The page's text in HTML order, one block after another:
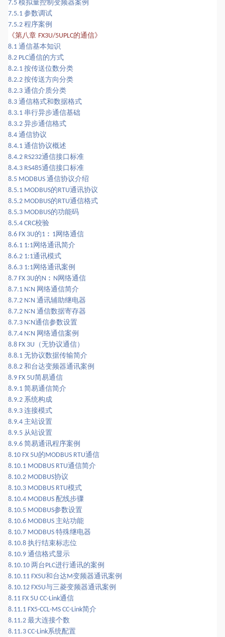
7.5 模拟量控制变频器案例
7.5.1 参数调试
7.5.2 程序案例
《第八章 FX3U/5UPLC的通信》
8.1 通信基本知识
8.2 PLC通信的方式
8.2.1 按传送位数分类
8.2.2 按传送方向分类
8.2.3 通信介质分类
8.3 通信格式和数据格式
8.3.1 串行异步通信基础
8.3.2 异步通信格式
8.4 通信协议
8.4.1 通信协议概述
8.4.2 RS232通信接口标准
8.4.3 RS485通信接口标准
8.5 MODBUS 通信协议介绍
8.5.1 MODBUS的 RTU通讯协议
8.5.2 MODBUS的 RTU通信格式
8.5.3 MODBUS的功能码
8.5.4 CRC校验
8.6 FX 3U的1 ︰ 1网络通信
8.6.1 1:1网络通讯简介
8.6.2 1:1通讯模式
8.6.3 1:1网络通讯案例
8.7 FX 3U的 N ︰ N 网络通信
8.7.1 N ∶ N 网络通信简介
8.7.2 N ∶ N 通讯辅助继电器
8.7.2 N ∶ N 通信数据寄存器
8.7.3 N ∶ N通信参数设置
8.7.4 N ∶ N 网络通信案例
8.8 FX 3U （无协议通信）
8.8.1 无协议数据传输简介
8.8.2 和台达变频器通讯案例
8.9 FX 5U简易通信
8.9.1 简易通信简介
8.9.2 系统构成
8.9.3 连接模式
8.9.4 主站设置
8.9.5 从站设置
8.9.6 简易通讯程序案例
8.10 FX 5U的 MODBUS RTU通信
8.10.1 MODBUS RTU通信简介
8.10.2 MODBUS协议
8.10.3 MODBUS RTU模式
8.10.4 MODBUS 配线步骤
8.10.5 MODBUS参数设置
8.10.6 MODBUS 主站功能
8.10.7 MODBUS 特殊继电器
8.10.8 执行结束标志位
8.10.9 通信格式显示
8.10.10 两台 PLC进行通讯的案例
8.10.11 FX5U和台达 M变频器通讯案例
8.10.12 FX5U与三菱变频器通讯案例
8.11 FX 5U CC-Link通信
8.11.1 FX5-CCL-MS CC-Link简介
8.11.2 最大连接个数
8.11.3 CC-Link系统配置